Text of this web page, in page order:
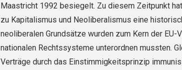
Maastricht 1992 besiegelt. Zu diesem Zeitpunkt
zu Kapitalismus und Neoliberalismus eine
neoliberalen Grundsätze wurden zum Kern der EU-
nationalen Rechtssysteme unterordnen mussten.
Verträge durch das Einstimmigkeitsprinzip